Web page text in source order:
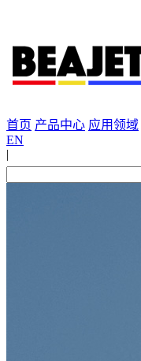
首页 产品中心 应用领域
EN
|